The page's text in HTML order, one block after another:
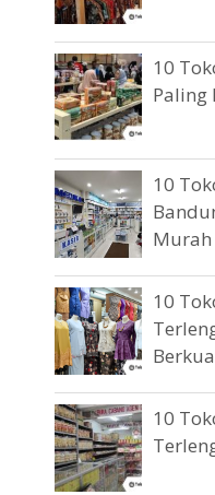
10
Paling
10
Murah
10
10